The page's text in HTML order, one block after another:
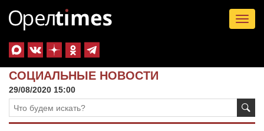
СОЦИАЛЬНЫЕ НОВОСТИ
29/08/2020 15:00